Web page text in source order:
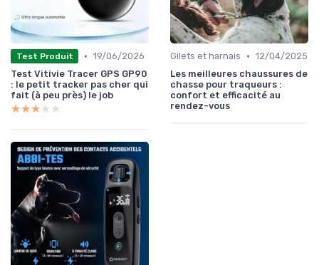
Test Produit • 19/06/2026
Test Vitivie Tracer GPS GP90
: le petit tracker pas cher qui
fait (à peu près) le job
★★★★★
★★★★★
Gilets et harnais • 12/04/2025
Les meilleures chaussures de
chasse pour traqueurs :
confort et efficacité au
rendez-vous